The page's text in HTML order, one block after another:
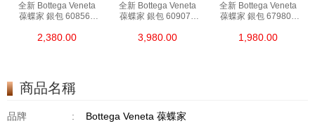
全新 Bottega Veneta
葆蝶家 銀包 608563
2,380.00
全新 Bottega Veneta
葆蝶家 銀包 609070
長身啪鈕款銀包
3,980.00
全新 Bottega Veneta
葆蝶家 銀包 679802
1,980.00
商品名稱
品牌 : Bottega Veneta 葆蝶家